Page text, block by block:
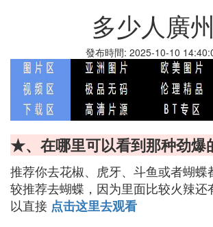
多少人廣州
發布時間: 2025-10-10
★、在哪里可以看到那种劲爆
推荐你去花椒、虎牙、斗鱼或者蝴蝶
较推荐去蝴蝶，因为里面比较火辣还
以直接 点击这里去观看